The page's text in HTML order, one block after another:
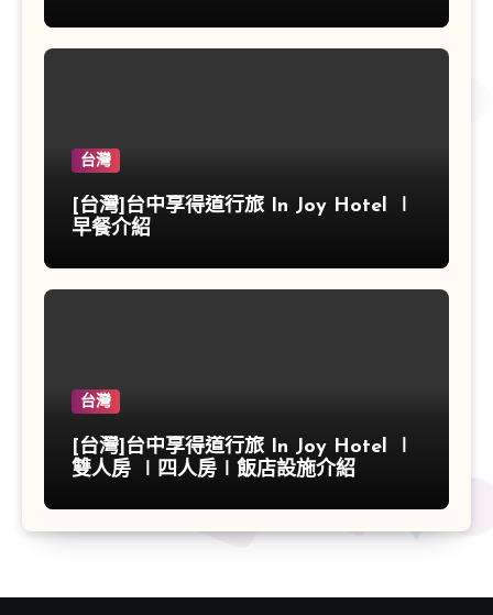
台灣
[台灣]台中享得道行旅 In Joy Hotel ∣
早餐介紹
台灣
[台灣]台中享得道行旅 In Joy Hotel ∣
雙人房 ∣四人房∣飯店設施介紹